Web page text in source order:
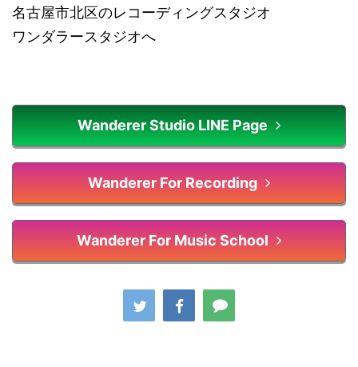
名古屋市北区のレコーディングスタジオ
ワンダラースタジオへ
Wanderer Studio LINE Page
Wanderer For Recording
Wanderer For Music School